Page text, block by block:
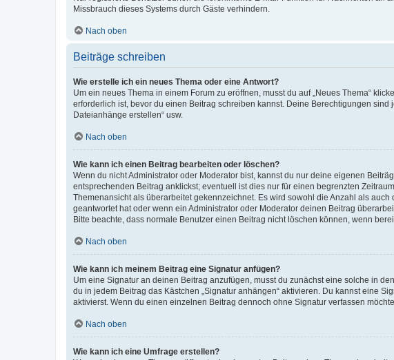
Missbrauch dieses Systems durch Gäste verhindern.
Nach oben
Beiträge schreiben
Wie erstelle ich ein neues Thema oder eine Antwort?
Um ein neues Thema in einem Forum zu eröffnen, musst du auf „Neues Thema“
erforderlich ist, bevor du einen Beitrag schreiben kannst. Deine Berechtigungen sind
Dateianhänge erstellen“ usw.
Nach oben
Wie kann ich einen Beitrag bearbeiten oder löschen?
Wenn du nicht Administrator oder Moderator bist, kannst du nur deine eigenen
entsprechenden Beitrag anklickst; eventuell ist dies nur für einen begrenzten
Themenansicht als überarbeitet gekennzeichnet. Es wird sowohl die Anzahl als
geantwortet hat oder wenn ein Administrator oder Moderator deinen Beitrag
Bitte beachte, dass normale Benutzer einen Beitrag nicht löschen können, wenn
Nach oben
Wie kann ich meinem Beitrag eine Signatur anfügen?
Um eine Signatur an deinen Beitrag anzufügen, musst du zunächst eine solche in
du in jedem Beitrag das Kästchen „Signatur anhängen“ aktivieren. Du kannst eine
aktivierst. Wenn du einen einzelnen Beitrag dennoch ohne Signatur verfassen
Nach oben
Wie kann ich eine Umfrage erstellen?